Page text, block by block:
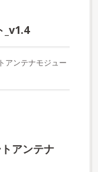
_v1.4
アンテナモジュー
アンテナ